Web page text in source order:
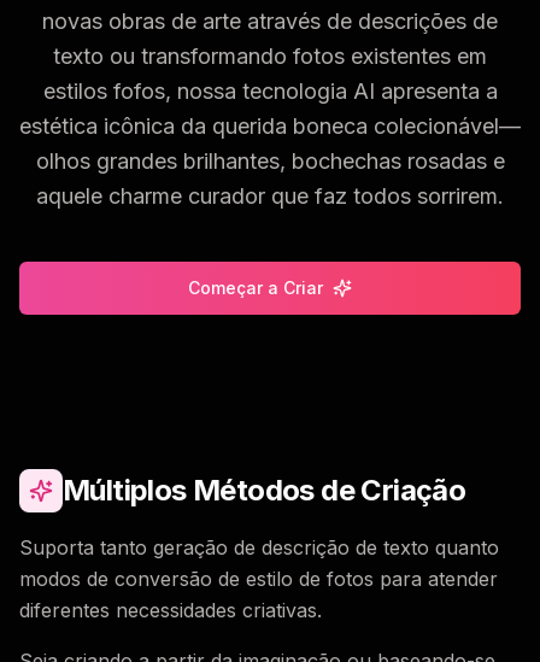
novas obras de arte através de descrições de
texto ou transformando fotos existentes em
estilos fofos, nossa tecnologia AI apresenta a
estética icônica da querida boneca colecionável—
olhos grandes brilhantes, bochechas rosadas e
aquele charme curador que faz todos sorrirem.
Começar a Criar
Múltiplos Métodos de Criação
Suporta tanto geração de descrição de texto quanto
modos de conversão de estilo de fotos para atender
diferentes necessidades criativas.